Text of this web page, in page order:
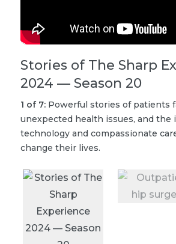
Stories of The Sharp
2024 — Season 20
1 of 7: Powerful stories of patients
unexpected health issues, and the
technology and compassionate
change their lives.